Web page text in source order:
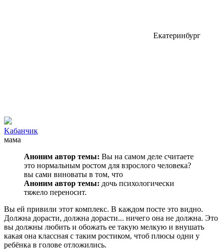
Екатеринбург
Kaбанчик
мама
Аноним автор темы: Вы на самом деле считаете
это нормальным ростом для взрослого человека?
вы сами виноваты в том, что
Аноним автор темы: дочь психологически
тяжело переносит.
Вы ей привили этот комплекс. В каждом посте это видно.
Должна дорасти, должна дорасти... ничего она не должна. Это
вы должны любить и обожать ее такую мелкую и внушать
какая она классная с таким ростиком, чтоб плюсы одни у
ребёнка в голове отложились.